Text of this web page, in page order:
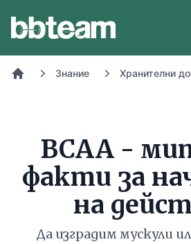
Знание Хранителни
BCAA -
факти за
на
Да изградим мускули